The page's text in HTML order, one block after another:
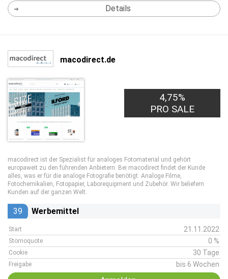
Details
macodirect.de
4,75%
PRO SALE
macodirect ist der Spezialist für analoges Fotomaterial und gehört
europaweit zu den führenden Anbietern. Bei macodirect findet der Kunde
alles, was er für die analoge Fotografie benötigt: Analoge Filme,
Fotochemikalien, Fotopapier, Laborequipment und Zubehör. Wir beliefern
Kunden auf der ganzen Welt.
39 Werbemittel
Start 21.11.2022
Stornoquote 0 %
Cookie 30 Tage
Freigabe bis 6 Wochen